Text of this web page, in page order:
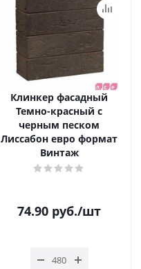
Клинкер фасадный
Темно-красный с
черным песком
Лиссабон евро формат
Винтаж
74.90 руб./шт